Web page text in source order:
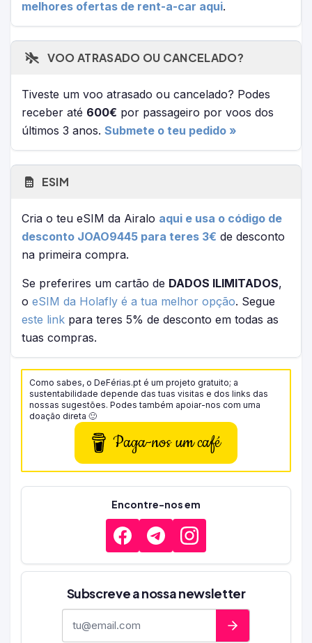
melhores ofertas de rent-a-car aqui.
VOO ATRASADO OU CANCELADO?
Tiveste um voo atrasado ou cancelado? Podes
receber até 600€ por passageiro por voos dos
últimos 3 anos. Submete o teu pedido »
ESIM
Cria o teu eSIM da Airalo aqui e usa o código de
desconto JOAO9445 para teres 3€ de desconto
na primeira compra.
Se preferires um cartão de DADOS ILIMITADOS,
o eSIM da Holafly é a tua melhor opção. Segue
este link para teres 5% de desconto em todas as
tuas compras.
Como sabes, o DeFérias.pt é um projeto gratuito; a
sustentabilidade depende das tuas visitas e dos links das
nossas sugestões. Podes também apoiar-nos com uma
doação direta 🙂
Paga-nos um café
Encontre-nos em
Subscreve a nossa newsletter